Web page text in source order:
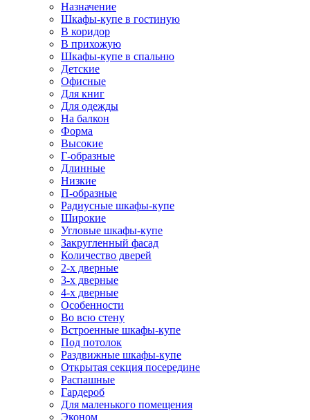
Назначение
Шкафы-купе в гостиную
В коридор
В прихожую
Шкафы-купе в спальню
Детские
Офисные
Для книг
Для одежды
На балкон
Форма
Высокие
Г-образные
Длинные
Низкие
П-образные
Радиусные шкафы-купе
Широкие
Угловые шкафы-купе
Закругленный фасад
Количество дверей
2-х дверные
3-х дверные
4-х дверные
Особенности
Во всю стену
Встроенные шкафы-купе
Под потолок
Раздвижные шкафы-купе
Открытая секция посередине
Распашные
Гардероб
Для маленького помещения
Эконом